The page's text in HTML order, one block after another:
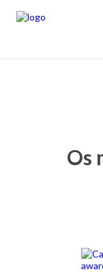
Os